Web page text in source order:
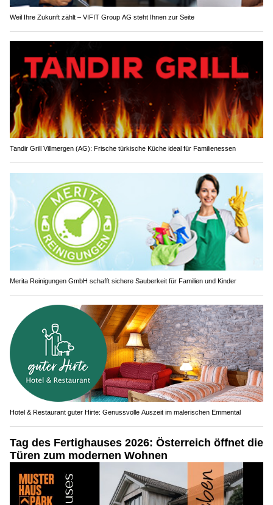
Weil Ihre Zukunft zählt – VIFIT Group AG steht Ihnen zur Seite
Tandir Grill Villmergen (AG): Frische türkische Küche ideal für Familienessen
Merita Reinigungen GmbH schafft sichere Sauberkeit für Familien und Kinder
Hotel & Restaurant guter Hirte: Genussvolle Auszeit im malerischen Emmental
Tag des Fertighauses 2026: Österreich öffnet die
Türen zum modernen Wohnen